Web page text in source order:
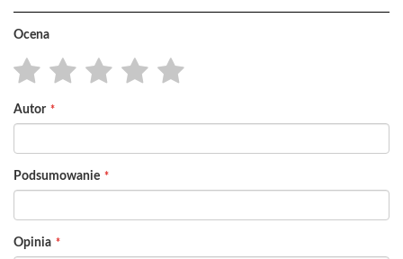
Ocena
star
stars
stars
stars
stars
Autor
Podsumowanie
Opinia